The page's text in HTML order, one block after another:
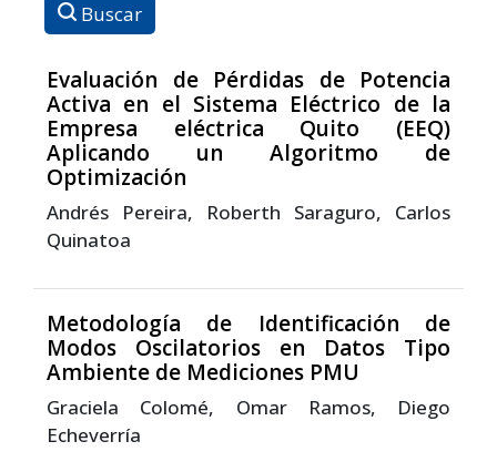
Buscar
Evaluación de Pérdidas de Potencia
Activa en el Sistema Eléctrico de la
Empresa eléctrica Quito (EEQ)
Aplicando un Algoritmo de
Optimización
Andrés Pereira, Roberth Saraguro, Carlos
Quinatoa
Metodología de Identificación de
Modos Oscilatorios en Datos Tipo
Ambiente de Mediciones PMU
Graciela Colomé, Omar Ramos, Diego
Echeverría